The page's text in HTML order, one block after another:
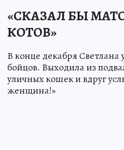
«СКАЗАЛ БЫ
КОТОВ»
В конце декабря Светлана
бойцов. Выходила из
уличных кошек и вдруг
женщина!»